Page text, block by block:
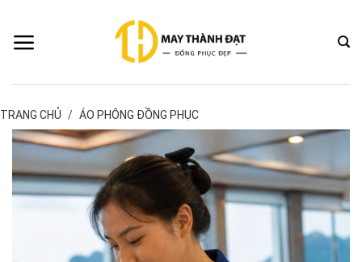
nội
TRANG CHỦ / ÁO PHÔNG ĐỒNG PHỤC